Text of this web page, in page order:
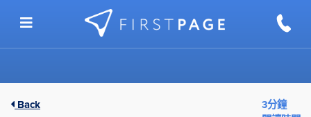
Back
3分鐘